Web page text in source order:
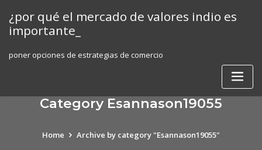
content
¿por qué el mercado de valores indio es
importante_
poner opciones de estrategias de comercio
Category Esannason19055
Home Archive by category "Esannason19055"